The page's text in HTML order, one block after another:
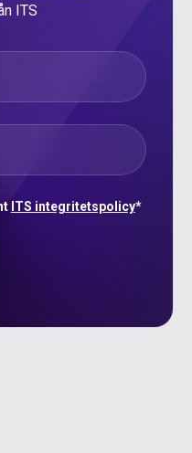
ITS
ITS integritetspolicy*